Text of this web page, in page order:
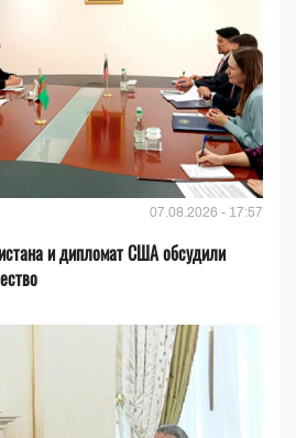
07.08.2026 - 17:57
и дипломат США обсудили